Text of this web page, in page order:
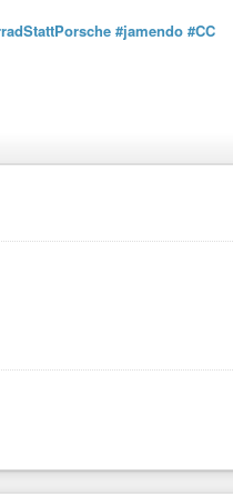
#jamendo #CC
auf die